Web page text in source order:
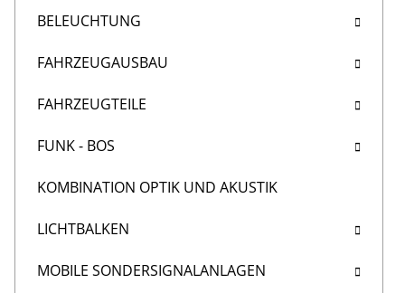
BELEUCHTUNG
FAHRZEUGAUSBAU
FAHRZEUGTEILE
FUNK - BOS
KOMBINATION OPTIK UND AKUSTIK
LICHTBALKEN
MOBILE SONDERSIGNALANLAGEN